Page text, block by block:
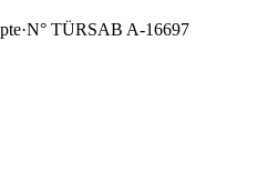
·N° TÜRSAB A-16697